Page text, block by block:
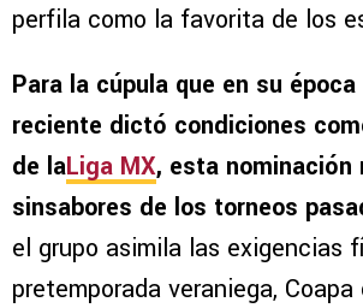
perfila como la favorita de los
Para la cúpula que en su
reciente dictó condiciones
de laLiga MX, esta nominación
sinsabores de los torneos
el grupo asimila las exigencias
pretemporada veraniega,